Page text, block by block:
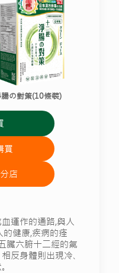
の對策(10條裝)
買
店
運作的通路,與人
健康,疾病的痊
臟六腑十二經的氣
反身體則出現冷､